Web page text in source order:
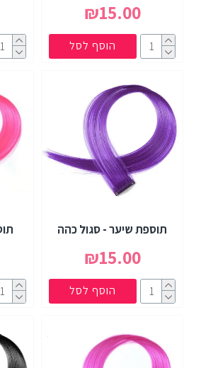
₪15.00
הוסף לסל
תוספת שיער - סגול כהה
₪15.00
הוסף לסל